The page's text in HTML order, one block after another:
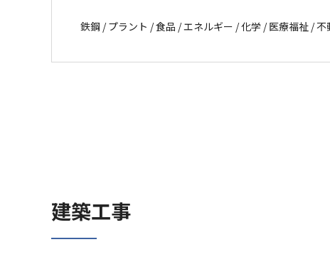
鉄鋼 / プラント / 食品 / エネルギー / 化学 / 医療福祉 /
建築工事